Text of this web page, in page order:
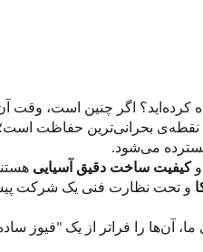
کرده‌اید؟ اگر چنین است، وقت
نقطه‌ی بحرانی‌ترین حفاظت
گسترده می‌شود.
و کیفیت ساخت دقیق آسیایی
و تحت نظارت فنی یک شرکت
آن‌ها را فراتر از یک "فیوز